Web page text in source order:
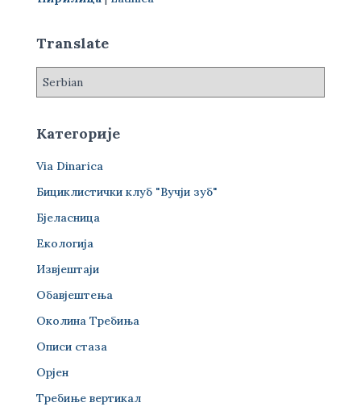
а
а
Translate
Категорије
Via Dinarica
Бициклистички клуб "Вучји зуб"
Бјеласница
Екологија
Извјештаји
Обавјештења
Околина Требиња
Описи стаза
Орјен
Требиње вертикал